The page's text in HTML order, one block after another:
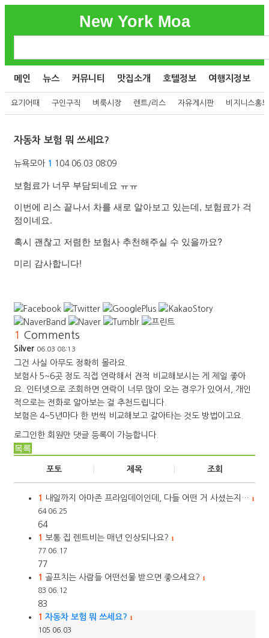
New York Moa
메인 뉴스 커뮤니티 맛집소개 호텔정보 여행지정보
요기어때 구인구직 벼룩시장 렌트/리스 자유게시판 비지니스홍보
자동차 보험 뭐 쓰세요?
뉴욕모아 1 104 06.03 08:09
보험료가 너무 부담되네요 ㅠㅠ
이번에 리스 끝나서 차를 새로 알아보고 있는데, 보험료가 걱
정이네요.
혹시 괜찮고 저렴한 보험사 추천해주실 수 있을까요?
미리 감사합니다!
1 Comments
Silver 06.03 08:13
그건 사실 아무도 정확히 몰라요.
보험사 5~6곳 정도 직접 연락해서 견적 비교해보시는 게 제일 좋아
요. 인터넷으로 조회하면 연락이 너무 많이 오는 경우가 있어서, 개인
적으로는 전화로 알아보는 걸 추천드립니다.
보험은 4~5년마다 한 번씩 비교해보고 갈아타는 것도 방법이고요.
로그인한 회원만 댓글 등록이 가능합니다.
목록
포토 제목 조회
1 내일까지 아마존 프라임데이인데, 다들 어떤 거 사셨는지… 1
64 06.25
64
1
보통 집 렌트비는 매년 인상되나요? 1
77 06.17
77
1 골프치는 사람들 어떤선물 받으면 좋으세요? 1
83 06.12
83
1 자동차 보험 뭐 쓰세요? 1
105 06.03